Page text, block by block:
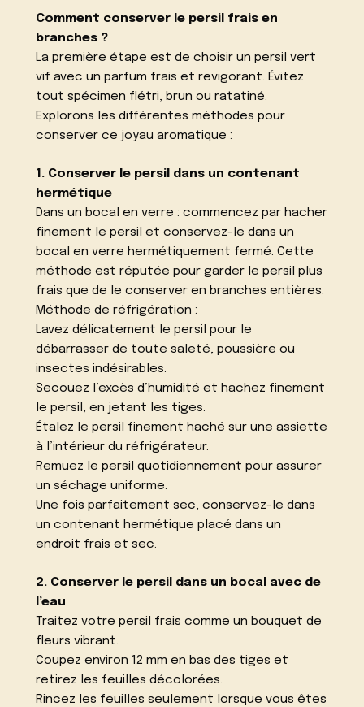
Comment conserver le persil frais en
branches ?
La première étape est de choisir un persil vert
vif avec un parfum frais et revigorant. Évitez
tout spécimen flétri, brun ou ratatiné.
Explorons les différentes méthodes pour
conserver ce joyau aromatique :
1. Conserver le persil dans un contenant
hermétique
Dans un bocal en verre : commencez par hacher
finement le persil et conservez-le dans un
bocal en verre hermétiquement fermé. Cette
méthode est réputée pour garder le persil plus
frais que de le conserver en branches entières.
Méthode de réfrigération :
Lavez délicatement le persil pour le
débarrasser de toute saleté, poussière ou
insectes indésirables.
Secouez l’excès d’humidité et hachez finement
le persil, en jetant les tiges.
Étalez le persil finement haché sur une assiette
à l’intérieur du réfrigérateur.
Remuez le persil quotidiennement pour assurer
un séchage uniforme.
Une fois parfaitement sec, conservez-le dans
un contenant hermétique placé dans un
endroit frais et sec.
2. Conserver le persil dans un bocal avec de
l’eau
Traitez votre persil frais comme un bouquet de
fleurs vibrant.
Coupez environ 12 mm en bas des tiges et
retirez les feuilles décolorées.
Rincez les feuilles seulement lorsque vous êtes